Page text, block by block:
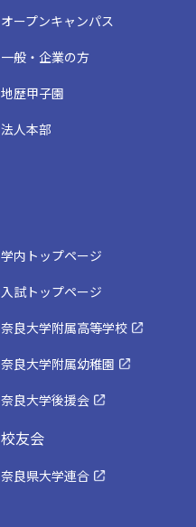
オープンキャンパス
一般・企業の方
地歴甲子園
法人本部
学内トップページ
入試トップページ
奈良大学附属高等学校
奈良大学附属幼稚園
奈良大学後援会
校友会
奈良県大学連合